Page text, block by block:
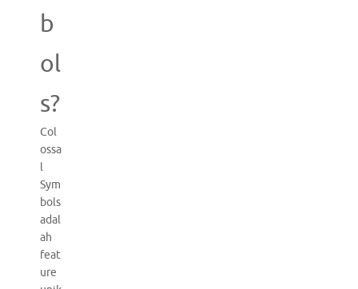
b
ol
s?
Col
ossa
l
Sym
bols
adal
ah
feat
ure